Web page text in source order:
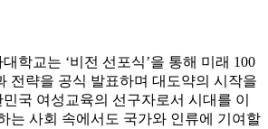
학교는 ‘비전 선포식’을 통해 미래 100
전략을 공식 발표하며 대도약의 시작을
국 여성교육의 선구자로서 시대를 이
는 사회 속에서도 국가와 인류에 기여할